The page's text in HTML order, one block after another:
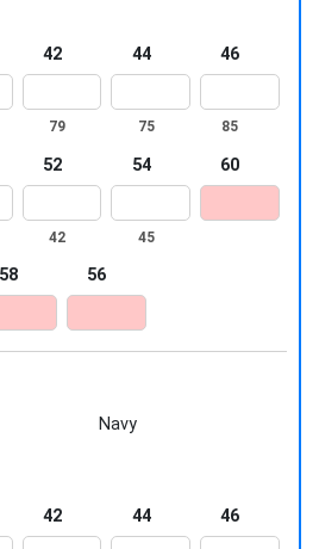
42
79
44
75
46
85
52
42
54
45
60
58 56
Navy
42 44 46